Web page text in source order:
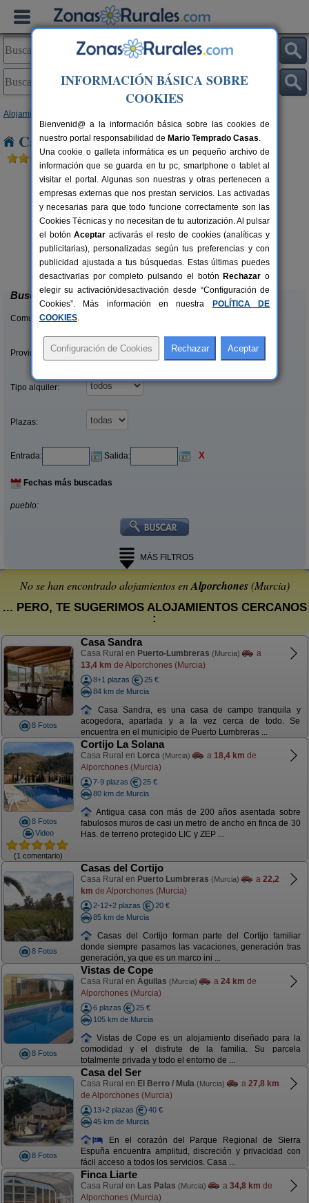
Alojamientos
Casas Rurales cerca de Alporchones
8 pers.
desde24 €
Casa Rural Mi Campo
Molina de Segura (Murcia)
Buscar
Comunidades:
Provincias/Islas:
Tipo alquiler:
Plazas:
Entrada: Salida: X
Fechas más buscadas
pueblo:
MÁS FILTROS
No se han encontrado alojamientos enAlporchones(Murcia)
... PERO, TE SUGERIMOS ALOJAMIENTOS CERCANOS
:
8 Fotos
Casa Sandra
Casa Rural en Puerto-Lumbreras (Murcia)
a
13,4 km de Alporchones (Murcia)
8+1 plazas
25 €
84 km de Murcia
Casa Sandra, es una casa de campo tranquila y
acogedora, apartada y a la vez cerca de todo. Se
encuentra en el municipio de Puerto Lumbreras ...
8 Fotos
Video
(1 comentario)
Cortijo La Solana
Casa Rural en Lorca (Murcia) a 18,4 km de
Alporchones (Murcia)
7-9 plazas
25 €
80 km de Murcia
Antigua casa con más de 200 años asentada sobre
fabulosos muros de casi un metro de ancho en finca de 30
Has. de terreno protegido LIC y ZEP ...
8 Fotos
Casas del Cortijo
Casa Rural en Puerto Lumbreras (Murcia) a 22,2
km de Alporchones (Murcia)
2-12+2 plazas
20 €
85 km de Murcia
Casas del Cortijo forman parte del Cortijo familiar
donde siempre pasamos las vacaciones, generación tras
generación, ya que es un marco ini ...
8 Fotos
Vistas de Cope
Casa Rural en Águilas (Murcia) a 24 km de
Alporchones (Murcia)
6 plazas
25 €
105 km de Murcia
Vistas de Cope es un alojamiento diseñado para la
comodidad y el disfrute de la familia. Su parcela
totalmente privada y todo el entorno de ...
8 Fotos
Casa del Ser
Casa Rural en El Berro / Mula (Murcia) a 27,8 km
de Alporchones (Murcia)
13+2 plazas
40 €
45 km de Murcia
En el corazón del Parque Regional de Sierra
Espuña encuentra amplitud, discreción y privacidad con
fácil acceso a todos los servicios. Casa ...
Finca Liarte
Casa Rural en Las Palas (Murcia) a 34,8 km de
Alporchones (Murcia)
INFORMACIÓN BÁSICA SOBRE
COOKIES
Bienvenid@ a la información básica sobre las cookies de
nuestro portal responsabilidad de Mario Temprado Casas.
Una cookie o galleta informática es un pequeño archivo de
información que se guarda en tu pc, smartphone o tablet al
visitar el portal. Algunas son nuestras y otras pertenecen a
empresas externas que nos prestan servicios. Las activadas
y necesarias para que todo funcione correctamente son las
Cookies Técnicas y no necesitan de tu autorización. Al pulsar
el botónAceptar activarás el resto de cookies (analíticas y
publicitarias), personalizadas según tus preferencias y con
publicidad ajustada a tus búsquedas. Estas últimas puedes
desactivarlas por completo pulsando el botón Rechazar o
elegir su activación/desactivación desde “Configuración de
Cookies”. Más información en nuestra
POLÍTICA DE
COOKIES.